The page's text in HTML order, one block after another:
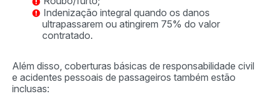
Indenização integral quando os danos
ultrapassarem ou atingirem 75% do valor
contratado.
Além disso, coberturas básicas de responsabilidade civil
e acidentes pessoais de passageiros também estão
inclusas: